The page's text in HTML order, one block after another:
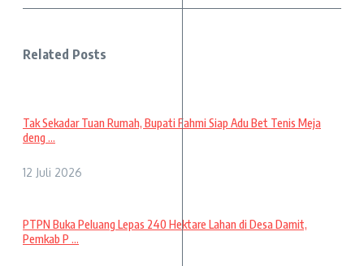
Related Posts
Tak Sekadar Tuan Rumah, Bupati Fahmi Siap Adu Bet Tenis Meja
deng ...
12 Juli 2026
PTPN Buka Peluang Lepas 240 Hektare Lahan di Desa Damit,
Pemkab P ...